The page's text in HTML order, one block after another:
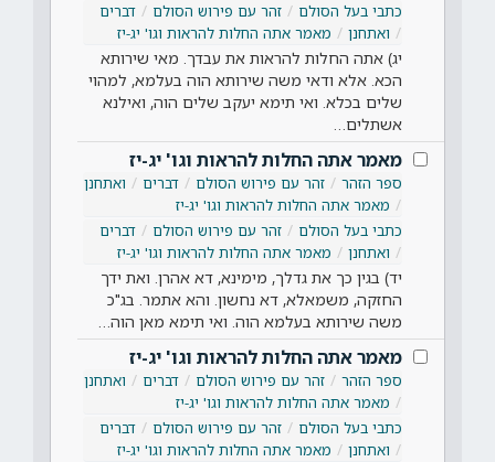
כתבי בעל הסולם
זהר עם פירוש הסולם
דברים
ואתחנן
מאמר אתה החלות להראות וגו' יג-יז
יג) אתה החלות להראות את עבדך. מאי שירותא
הכא. אלא ודאי משה שירותא הוה בעלמא, למהוי
שלים בכלא. ואי תימא יעקב שלים הוה, ואילנא
אשתלים…
מאמר אתה החלות להראות וגו' יג-יז
ספר הזהר זהר עם פירוש הסולם דברים
ואתחנן
מאמר אתה החלות להראות וגו' יג-יז
כתבי בעל הסולם
זהר עם פירוש הסולם
דברים
ואתחנן
מאמר אתה החלות להראות וגו' יג-יז
יד) בגין כך את גדלך, מימינא, דא אהרן. ואת ידך
החזקה, משמאלא, דא נחשון. והא אתמר. בג"כ
משה שירותא בעלמא הוה. ואי תימא מאן הוה…
מאמר אתה החלות להראות וגו' יג-יז
ספר הזהר זהר עם פירוש הסולם דברים
ואתחנן
מאמר אתה החלות להראות וגו' יג-יז
כתבי בעל הסולם
זהר עם פירוש הסולם
דברים
ואתחנן
מאמר אתה החלות להראות וגו' יג-יז